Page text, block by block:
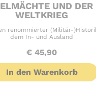
UND DER
WELTKRIEG
renommierter (Militär-
dem In- und Ausland
€ 45,90
In den Warenkorb